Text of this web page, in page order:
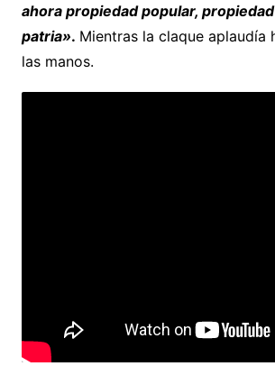
ahora propiedad popular, propiedad
patria». Mientras la claque aplaudía
las manos.